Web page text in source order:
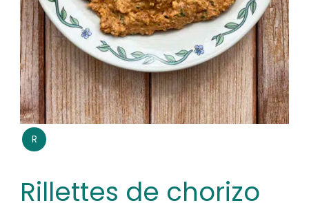
R
Rillettes de chorizo